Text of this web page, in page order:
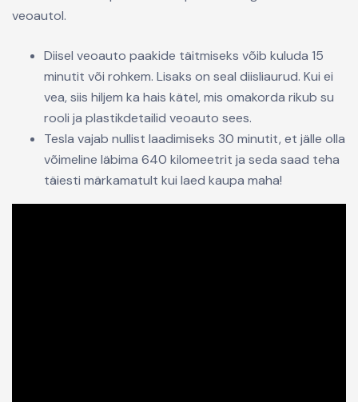
veoautol.
Diisel veoauto paakide täitmiseks võib kuluda 15
minutit või rohkem. Lisaks on seal diisliaurud. Kui ei
vea, siis hiljem ka hais kätel, mis omakorda rikub su
rooli ja plastikdetailid veoauto sees.
Tesla vajab nullist laadimiseks 30 minutit, et jälle olla
võimeline läbima 640 kilomeetrit ja seda saad teha
täiesti märkamatult kui laed kaupa maha!